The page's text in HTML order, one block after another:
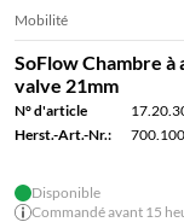
Mobilité
SoFlow Chambre
valve 21mm
N° d'article
Herst.-Art.-Nr.:
Disponible
Commandé avant 15